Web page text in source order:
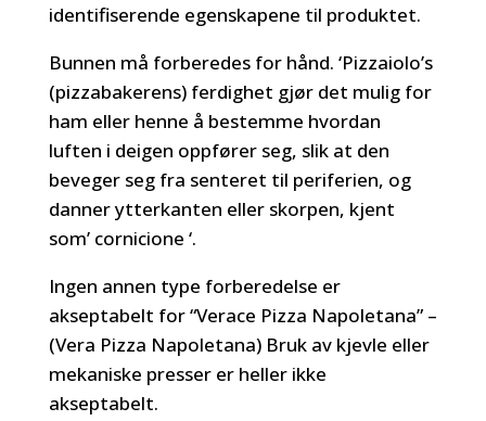
identifiserende egenskapene til produktet.
Bunnen må forberedes for hånd. ‘Pizzaiolo’s
(pizzabakerens) ferdighet gjør det mulig for
ham eller henne å bestemme hvordan
luften i deigen oppfører seg, slik at den
beveger seg fra senteret til periferien, og
danner ytterkanten eller skorpen, kjent
som’ cornicione ‘.
Ingen annen type forberedelse er
akseptabelt for “Verace Pizza Napoletana” –
(Vera Pizza Napoletana) Bruk av kjevle eller
mekaniske presser er heller ikke
akseptabelt.